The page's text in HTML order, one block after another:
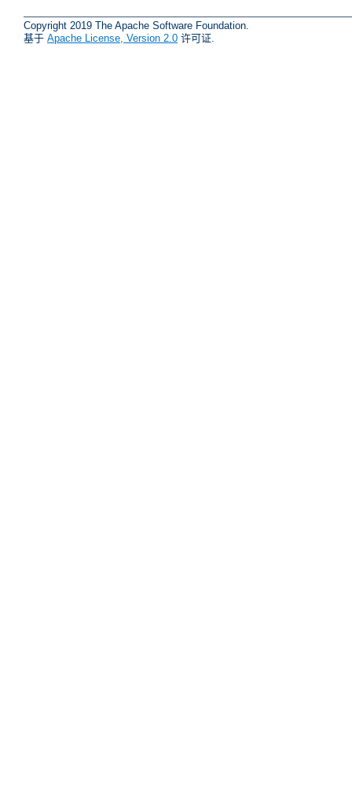
Copyright 2019 The Apache Software Foundation.
基于 Apache License, Version 2.0 许可证.